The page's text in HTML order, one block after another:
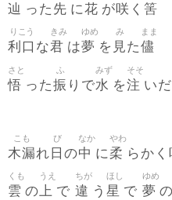
辿 った 先 に花 が咲 く 筈
利口
りこう
な君
きみ
は夢
ゆめ
を 見
み
た儘
まま
悟
さと
った振
ふ
りで水
みず
を注
そそ
いだ
木漏
こも
れ 日
び
の中
なか
に柔
やわ
らかく
雲
くも
の上
うえ
で 違
ちが
う 星
ほし
で 夢
ゆめ
の